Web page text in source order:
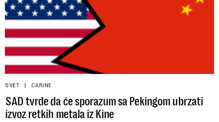
SVET CARINE
SAD tvrde da će sporazum sa Pekingom ubrzati
izvoz retkih metala iz Kine